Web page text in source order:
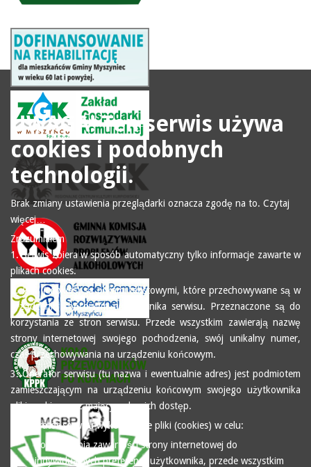
UWAGA! Ten serwis używa
cookies i podobnych
technologii.
Brak zmiany ustawienia przeglądarki oznacza zgodę na to. Czytaj
więcej…
Zrozumiałem
1. Serwis zbiera w sposób automatyczny tylko informacje zawarte w
plikach cookies.
2. Pliki (cookies) są plikami tekstowymi, które przechowywane są w
urządzeniu końcowym użytkownika serwisu. Przeznaczone są do
korzystania ze stron serwisu. Przede wszystkim zawierają nazwę
strony internetowej swojego pochodzenia, swój unikalny numer,
czas przechowywania na urządzeniu końcowym.
3. Operator serwisu (tu nazwa i ewentualnie adres) jest podmiotem
zamieszczającym na urządzeniu końcowym swojego użytkownika
pliki cookies oraz mającym do nich dostęp.
4. Operator serwisu wykorzystuje pliki (cookies) w celu:
dopasowania zawartości strony internetowej do
indywidualnych preferencji użytkownika, przede wszystkim